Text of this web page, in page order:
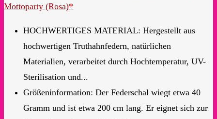
Mottoparty (Rosa)*
HOCHWERTIGES MATERIAL: Hergestellt aus
hochwertigen Truthahnfedern, natürlichen
Materialien, verarbeitet durch Hochtemperatur, UV-
Sterilisation und...
Größeninformation: Der Federschal wiegt etwa 40
Gramm und ist etwa 200 cm lang. Er eignet sich zur